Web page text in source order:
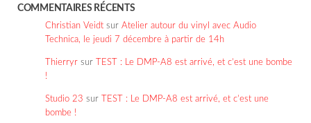
COMMENTAIRES RÉCENTS
Christian Veidt sur Atelier autour du vinyl avec Audio
Technica, le jeudi 7 décembre à partir de 14h
Thierryr sur
TEST : Le DMP-A8 est arrivé, et c’est une bombe
!
Studio 23 sur
TEST : Le DMP-A8 est arrivé, et c’est une
bombe !